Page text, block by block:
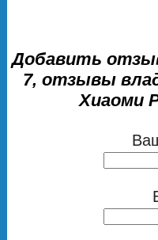
Добавить
7, отзывы
Хиаоми